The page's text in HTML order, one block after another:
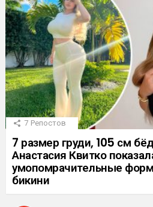
7 Репостов
7 размер груди, 105 см
Анастасия Квитко
умопомрачительные
бикини